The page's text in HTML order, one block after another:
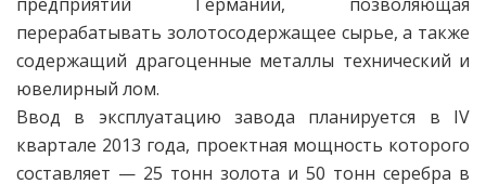
перерабатывать золотосодержащее сырье, а также
содержащий драгоценные металлы технический и
ювелирный лом.
Ввод в эксплуатацию завода планируется в IV
квартале 2013 года, проектная мощность которого
составляет — 25 тонн золота и 50 тонн серебра в